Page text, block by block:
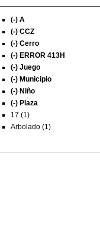
(-) A
(-) CCZ
(-) Cerro
(-) ERROR 413H
(-) Juego
(-) Municipio
(-) Niño
(-) Plaza
17 (1)
Arbolado (1)